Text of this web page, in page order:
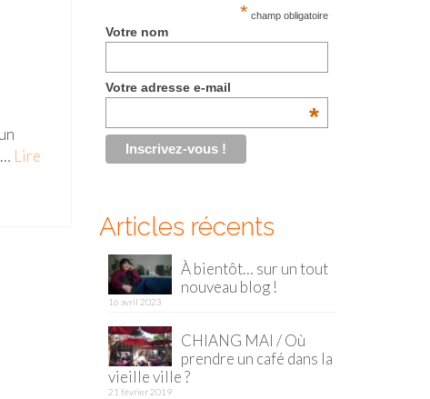
Lire
* champ obligatoire
Votre nom
Votre adresse e-mail
*
Articles récents
À bientôt… sur un tout
nouveau blog !
16 avril 2023
CHIANG MAI / Où
prendre un café dans la
vieille ville ?
21 février 2019